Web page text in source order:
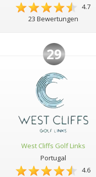
4.7
23 Bewertungen
29
West Cliffs Golf Links
Portugal
4.6